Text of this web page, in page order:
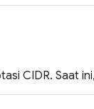
CIDR. Saat